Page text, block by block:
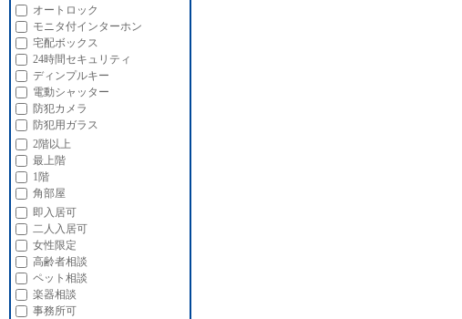
オートロック
モニタ付インターホン
宅配ボックス
24時間セキュリティ
ディンプルキー
電動シャッター
防犯カメラ
防犯用ガラス
2階以上
最上階
1階
角部屋
即入居可
二人入居可
女性限定
高齢者相談
ペット相談
楽器相談
事務所可